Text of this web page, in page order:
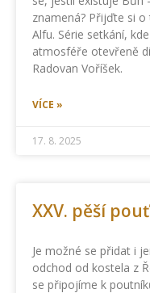
znamená? Přijďte si
Alfu. Série setkání,
atmosféře otevřeně
Radovan Voříšek.
VÍCE »
17. 8. 2025
XXV. pěší
Je možné se přidat i
odchod od kostela z
se připojíme k